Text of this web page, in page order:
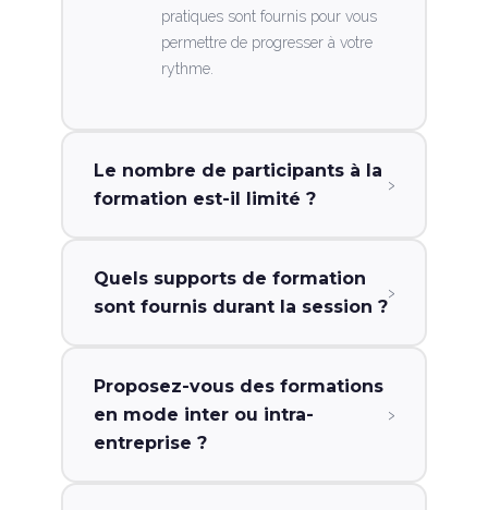
pratiques sont fournis pour vous
permettre de progresser à votre
rythme.
Le nombre de participants à la
formation est-il limité ?
›
Quels supports de formation
sont fournis durant la session ?
›
Proposez-vous des formations
en mode inter ou intra-
entreprise ?
›